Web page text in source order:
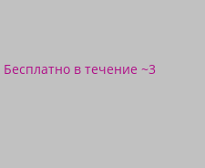
Бесплатно в течение ~3